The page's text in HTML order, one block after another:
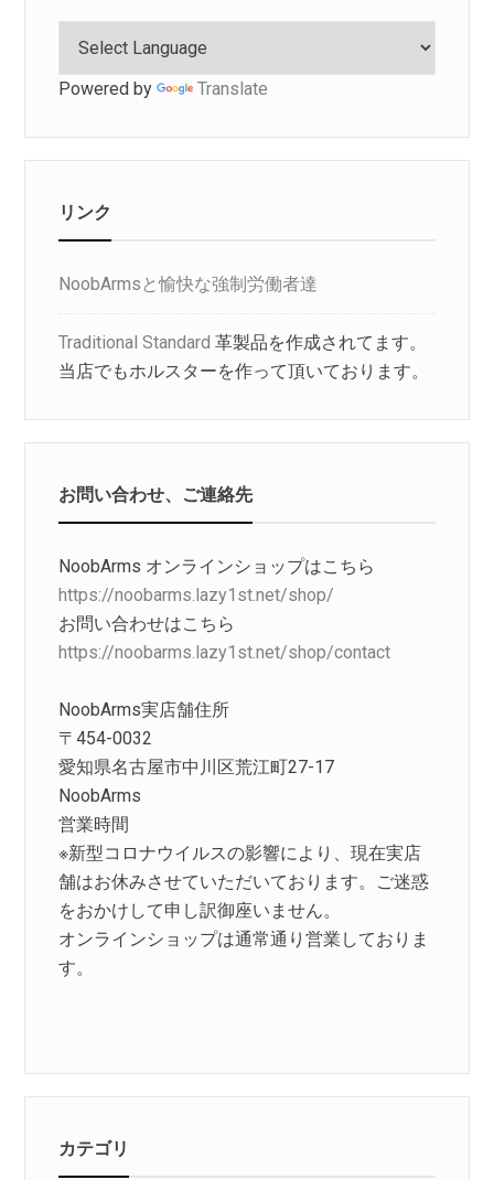
Powered by Translate
リンク
NoobArmsと愉快な強制労働者達
Traditional Standard 革製品を作成されてます。
当店でもホルスターを作って頂いております。
お問い合わせ、ご連絡先
NoobArms オンラインショップはこちら
https://noobarms.lazy1st.net/shop/
お問い合わせはこちら
https://noobarms.lazy1st.net/shop/contact
NoobArms実店舗住所
〒454-0032
愛知県名古屋市中川区荒江町27-17
NoobArms
営業時間
※新型コロナウイルスの影響により、現在実店
舗はお休みさせていただいております。ご迷惑
をおかけして申し訳御座いません。
オンラインショップは通常通り営業しておりま
す。
カテゴリ